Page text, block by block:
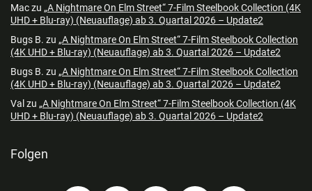
Maczu „A Nightmare On Elm Street“ 7-Film Steelbook Collection (4K
UHD + Blu-ray) (Neuauflage) ab 3. Quartal 2026 – Update2
Bugs B. zu „A Nightmare On Elm Street“ 7-Film Steelbook Collection
(4K UHD + Blu-ray) (Neuauflage) ab 3. Quartal 2026 – Update2
Bugs B. zu „A Nightmare On Elm Street“ 7-Film Steelbook Collection
(4K UHD + Blu-ray) (Neuauflage) ab 3. Quartal 2026 – Update2
Val zu „A Nightmare On Elm Street“ 7-Film Steelbook Collection (4K
UHD + Blu-ray) (Neuauflage) ab 3. Quartal 2026 – Update2
Folgen